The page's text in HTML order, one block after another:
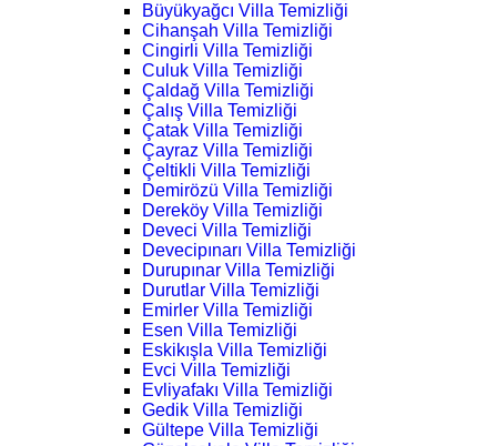
Büyükyağcı Villa Temizliği
Cihanşah Villa Temizliği
Cingirli Villa Temizliği
Culuk Villa Temizliği
Çaldağ Villa Temizliği
Çalış Villa Temizliği
Çatak Villa Temizliği
Çayraz Villa Temizliği
Çeltikli Villa Temizliği
Demirözü Villa Temizliği
Dereköy Villa Temizliği
Deveci Villa Temizliği
Devecipınarı Villa Temizliği
Durupınar Villa Temizliği
Durutlar Villa Temizliği
Emirler Villa Temizliği
Esen Villa Temizliği
Eskikışla Villa Temizliği
Evci Villa Temizliği
Evliyafakı Villa Temizliği
Gedik Villa Temizliği
Gültepe Villa Temizliği